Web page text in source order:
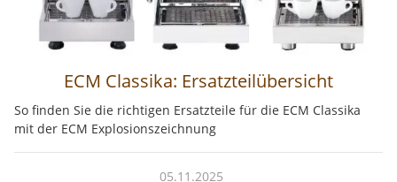
ECM Classika: Ersatzteilübersicht
So finden Sie die richtigen Ersatzteile für die ECM Classika
mit der ECM Explosionszeichnung
05.11.2025